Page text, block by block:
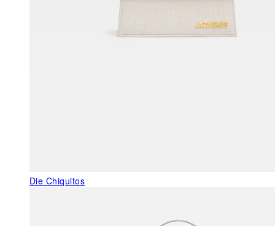
Die Chiquitos